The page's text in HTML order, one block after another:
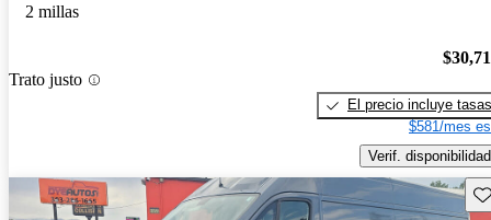
2 millas
Trato justo
El precio incluye tasas
$581/mes
Verif. disponibilidad